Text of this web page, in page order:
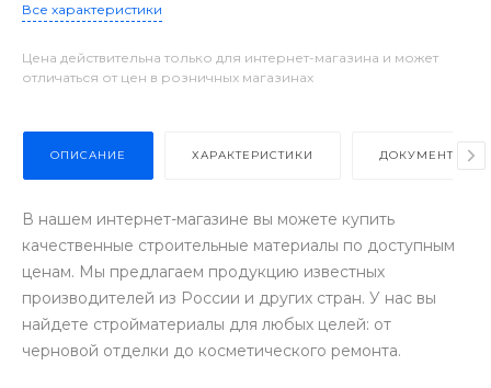
Все характеристики
Цена действительна только для интернет-магазина и может
отличаться от цен в розничных магазинах
ОПИСАНИЕ ХАРАКТЕРИСТИКИ ДОКУМЕНТЫ
В нашем интернет-магазине вы можете купить
качественные строительные материалы по доступным
ценам. Мы предлагаем продукцию известных
производителей из России и других стран. У нас вы
найдете стройматериалы для любых целей: от
черновой отделки до косметического ремонта.